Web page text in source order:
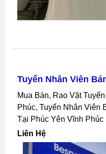
Tuyển Nhân Viên
Mua Bán, Rao Vặt Tuyển Dụng Phúc Yên Vĩnh
Phúc, Tuyển Nhân Viên
Tại Phúc Yên Vĩnh Phúc
Liên Hệ